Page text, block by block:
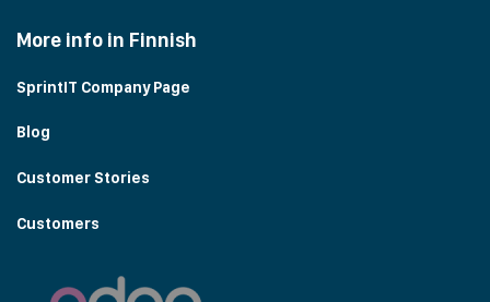
More info in Finnish
SprintIT Company Page
Blog
Customer Stories
Customers